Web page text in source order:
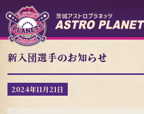
新入団選手のお知らせ
2024年11月21日